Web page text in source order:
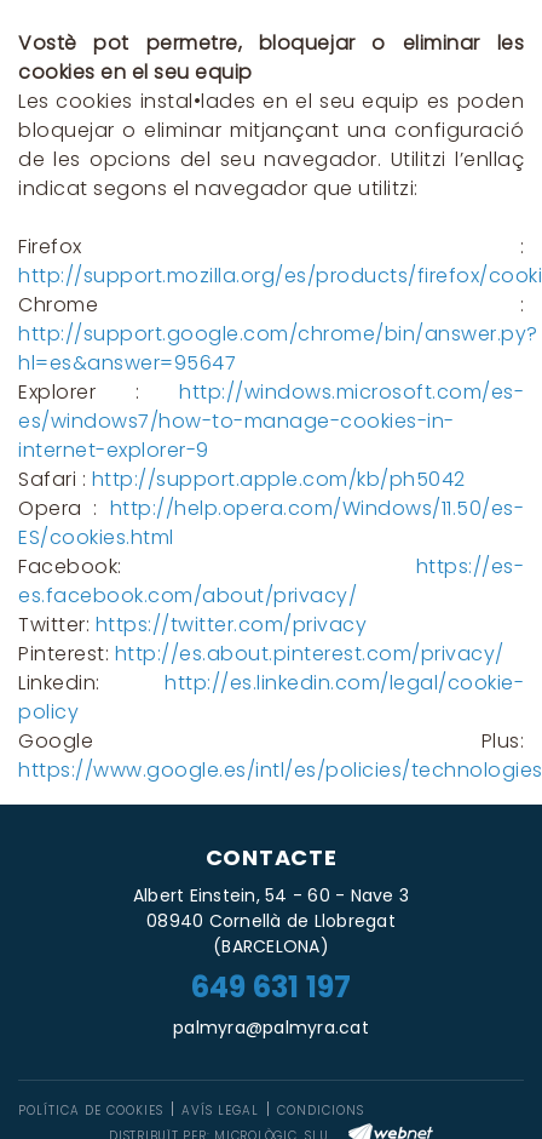
Vostè pot permetre, bloquejar o eliminar les
cookies en el seu equip
Les cookies instal•lades en el seu equip es poden
bloquejar o eliminar mitjançant una configuració
de les opcions del seu navegador. Utilitzi l’enllaç
indicat segons el navegador que utilitzi:
Firefox :
http://support.mozilla.org/es/products/firefox/
Chrome :
http://support.google.com/chrome/bin/answer.py?
hl=es&answer=95647
Explorer : http://windows.microsoft.com/es-
es/windows7/how-to-manage-cookies-in-
internet-explorer-9
Safari : http://support.apple.com/kb/ph5042
Opera : http://help.opera.com/Windows/11.50/es-
ES/cookies.html
Facebook: https://es-
es.facebook.com/about/privacy/
Twitter: https://twitter.com/privacy
Pinterest: http://es.about.pinterest.com/privacy/
Linkedin: http://es.linkedin.com/legal/cookie-
policy
Google Plus:
https://www.google.es/intl/es/policies/
CONTACTE
Albert Einstein, 54 - 60 - Nave 3
08940 Cornellà de Llobregat
(BARCELONA)
649 631 197
palmyra@palmyra.cat
POLÍTICA DE COOKIES AVÍS LEGAL
CONDICIONS